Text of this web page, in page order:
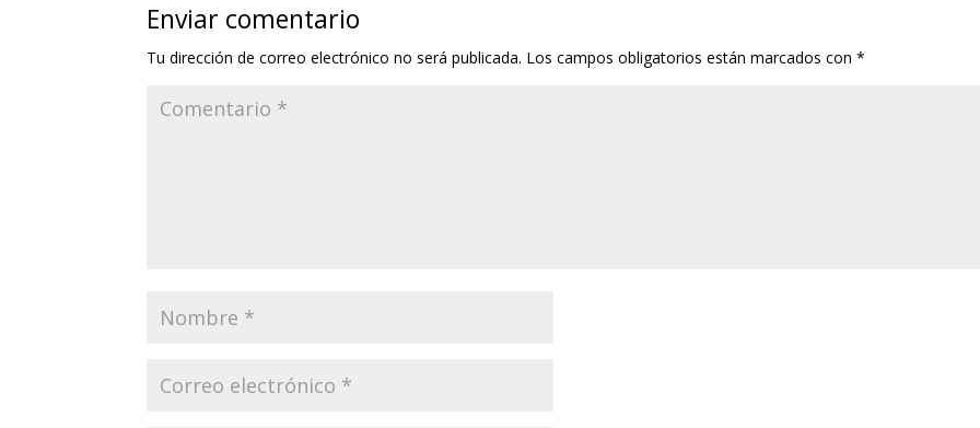
Enviar comentario
Tu dirección de correo electrónico no será publicada. Los campos obligatorios están marcados con*